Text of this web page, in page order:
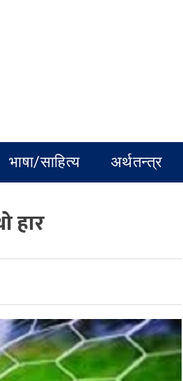
भाषा/साहित्य अर्थतन्त्र
हार